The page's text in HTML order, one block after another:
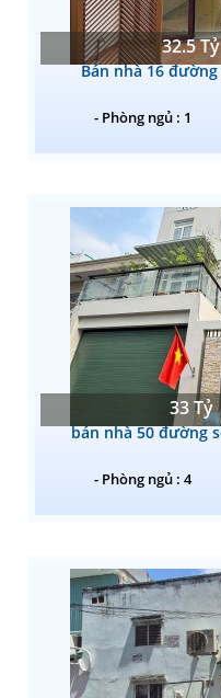
32.5 Tỷ
Bán nhà 16
- Phòng ngủ : 1
33 Tỷ
bán nhà 50 đường
- Phòng ngủ : 4